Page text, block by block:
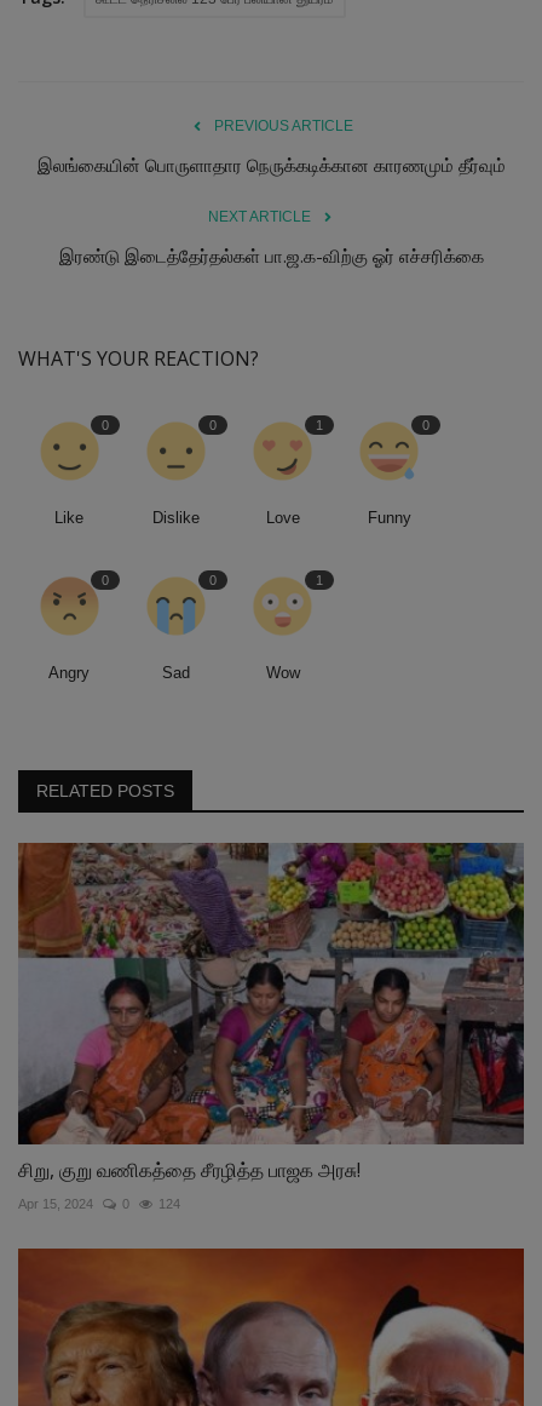
PREVIOUS ARTICLE
இலங்கையின் பொருளாதார நெருக்கடிக்கான காரணமும் தீர்வும்
NEXT ARTICLE
இரண்டு இடைத்தேர்தல்கள் பா.ஜ.க-விற்கு ஓர் எச்சரிக்கை
WHAT'S YOUR REACTION?
0
Like
0
Dislike
1
Love
0
Funny
0
Angry
0
Sad
1
Wow
RELATED POSTS
சிறு, குறு வணிகத்தை சீரழித்த பாஜக அரசு!
Apr 15, 2024 0 124